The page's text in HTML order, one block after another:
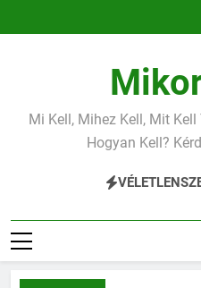
a
Mit
Miért zsibbad a
Mit
kéz?
Mi Kell, Mihez Kell, Mit
Hogyan Kell?